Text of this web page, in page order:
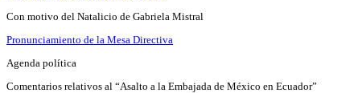
Con motivo del Natalicio de Gabriela Mistral
Pronunciamiento de la Mesa Directiva
Agenda política
Comentarios relativos al “Asalto a la Embajada de México en Ecuador”